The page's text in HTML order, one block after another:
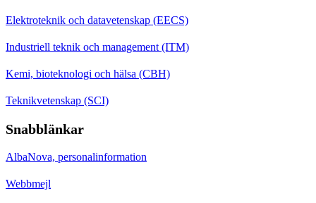
Elektroteknik och datavetenskap (EECS)
Industriell teknik och management (ITM)
Kemi, bioteknologi och hälsa (CBH)
Teknikvetenskap (SCI)
Snabblänkar
AlbaNova, personalinformation
Webbmejl